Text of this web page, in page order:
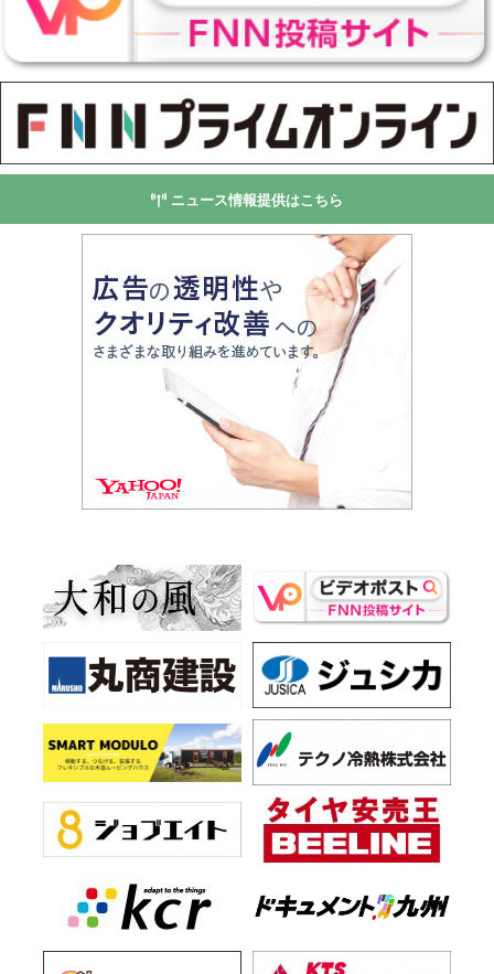
ニュース情報提供はこちら